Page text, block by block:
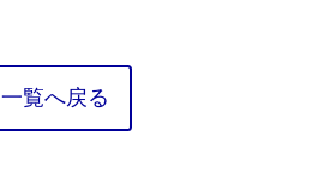
一覧へ戻る